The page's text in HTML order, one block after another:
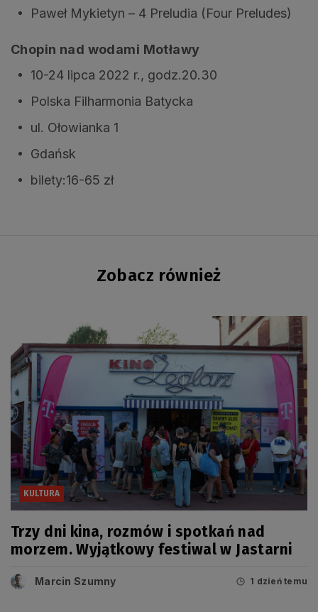
Paweł Mykietyn – 4 Preludia (Four Preludes)
Chopin nad wodami Motławy
10-24 lipca 2022 r., godz.20.30
Polska Filharmonia Batycka
ul. Ołowianka 1
Gdańsk
bilety:16-65 zł
Zobacz również
KULTURA
Trzy dni kina, rozmów i spotkań nad
morzem. Wyjątkowy festiwal w Jastarni
Marcin Szumny 1 dzień temu